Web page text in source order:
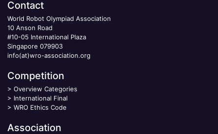
Contact
World Robot Olympiad Association
10 Anson Road
#10-05 International Plaza
Singapore 079903
info(at)wro-association.org
Competition
> Overview Categories
> International Final
> WRO Ethics Code
Association